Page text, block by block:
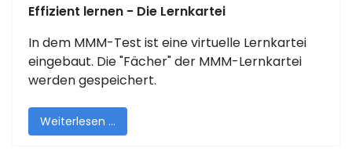
Effizient lernen - Die Lernkartei
In dem MMM-Test ist eine virtuelle Lernkartei
eingebaut. Die "Fächer" der MMM-Lernkartei
werden gespeichert.
Weiterlesen …